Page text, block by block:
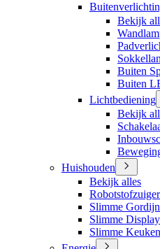
Bekijk
Buiten
Buiten
Lichtbediening
Bekijk
Huishouden
Bekijk alles
Slimme
Slimme
Slimme Keuken